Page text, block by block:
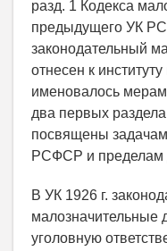
разд. 1 Кодекса
предыдущего УК
законодательный
отнесен к
именовалось
два первых
посвящены задачам
РСФСР и пределам
В УК 1926 г.
малозначительные
уголовную